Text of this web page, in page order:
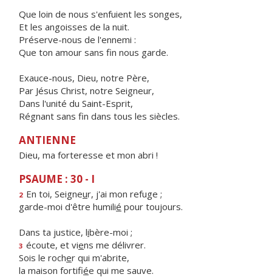
Que loin de nous s'enfuient les songes,
Et les angoisses de la nuit.
Préserve-nous de l'ennemi :
Que ton amour sans fin nous garde.
Exauce-nous, Dieu, notre Père,
Par Jésus Christ, notre Seigneur,
Dans l'unité du Saint-Esprit,
Régnant sans fin dans tous les siècles.
ANTIENNE
Dieu, ma forteresse et mon abri !
PSAUME : 30 - I
2 En toi, Seigneur, j'ai mon refuge ;
garde-moi d'être humilié pour toujours.
Dans ta justice, libère-moi ;
3 écoute, et viens me délivrer.
Sois le rocher qui m'abrite,
la maison fortifiée qui me sauve.